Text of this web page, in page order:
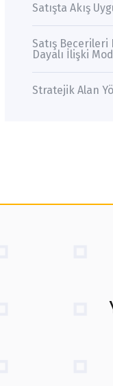
Satışta Akış
Satış Becerileri
Dayalı İlişki
Stratejik Alan